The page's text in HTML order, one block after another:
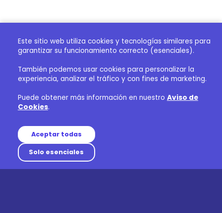
Este sitio web utiliza cookies y tecnologías similares para
garantizar su funcionamiento correcto (esenciales).
También podemos usar cookies para personalizar la
experiencia, analizar el tráfico y con fines de marketing.
Puede obtener más información en nuestro Aviso de
Cookies.
Aceptar todas
Solo esenciales